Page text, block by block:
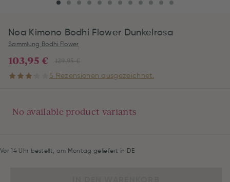
Noa Kimono Bodhi Flower Dunkelrosa
Sammlung Bodhi Flower
129,95 €
103,95 €
5 Rezensionen ausgezeichnet.
No available product variants
Vor 14 Uhr bestellt, am Montag geliefert in DE